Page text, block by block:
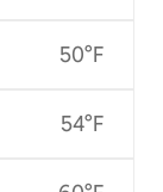
50°F
54°F